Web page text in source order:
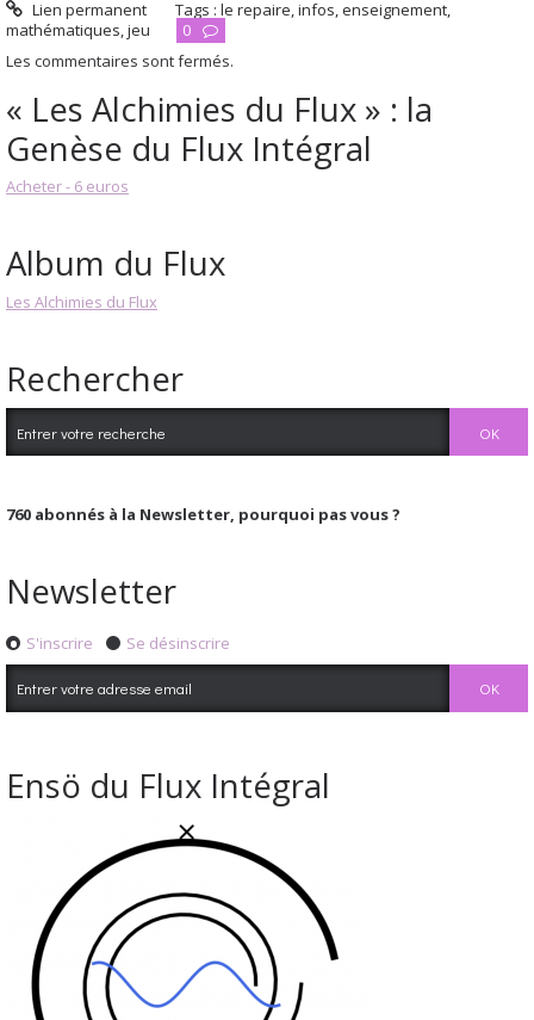
Lien permanent Tags :le repaire ,infos ,enseignement
mathématiques jeu
0
Les commentaires sont fermés.
« Les Alchimies du Flux » : la
Genèse du Flux Intégral
Acheter - 6 euros
Album du Flux
Les Alchimies du Flux
Rechercher
760 abonnés à la Newsletter, pourquoi pas vous ?
Newsletter
S'inscrire Se désinscrire
Ensö du Flux Intégral